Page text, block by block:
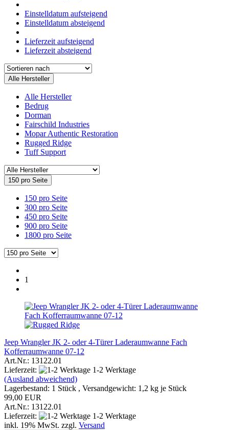
Einstelldatum aufsteigend
Einstelldatum absteigend
Lieferzeit aufsteigend
Lieferzeit absteigend
Alle Hersteller
Alle Hersteller
Bedrug
Dorman
Fairschild Industries
Mopar Authentic Restoration
Rugged Ridge
Tuff Support
150 pro Seite
150 pro Seite
300 pro Seite
450 pro Seite
900 pro Seite
1800 pro Seite
1
Jeep Wrangler JK 2- oder 4-Türer Laderaumwanne Fach
Kofferraumwanne 07-12
Art.Nr.: 13122.01
Lieferzeit:
1-2 Werktage
(Ausland abweichend)
Lagerbestand: 1 Stück , Versandgewicht: 1,2 kg je Stück
99,00 EUR
Art.Nr.: 13122.01
Lieferzeit:
1-2 Werktage
inkl. 19% MwSt. zzgl. Versand